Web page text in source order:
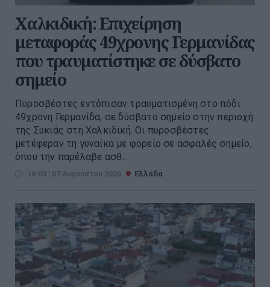
Χαλκιδική: Επιχείρηση
μεταφοράς 49χρονης Γερμανίδας
που τραυματίστηκε σε δύσβατο
σημείο
Πυροσβέστες εντόπισαν τραυματισμένη στο πόδι
49χρονη Γερμανίδα, σε δύσβατο σημείο στην περιοχή
της Συκιάς στη Χαλκιδική. Οι πυροσβέστες
μετέφεραν τη γυναίκα με φορείο σε ασφαλές σημείο,
όπου την παρέλαβε ασθ...
16:03 | 07 Αυγούστου 2026 Ελλάδα